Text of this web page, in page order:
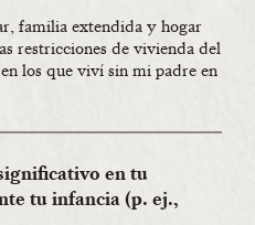
familia extendida y hogar
restricciones de vivienda del
los que viví sin mi padre en
en tu
tu infancia (p. ej.,